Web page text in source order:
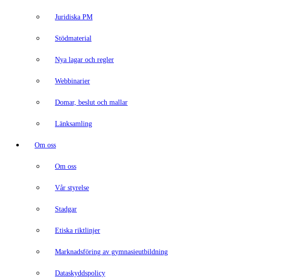
Juridiska PM
Stödmaterial
Nya lagar och regler
Webbinarier
Domar, beslut och mallar
Länksamling
Om oss
Om oss
Vår styrelse
Stadgar
Etiska riktlinjer
Marknadsföring av gymnasieutbildning
Dataskyddspolicy